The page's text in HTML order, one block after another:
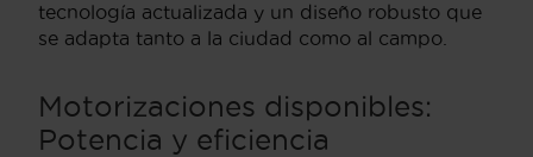
tecnología actualizada y un diseño robusto que
se adapta tanto a la ciudad como al campo.
Motorizaciones disponibles:
Potencia y eficiencia